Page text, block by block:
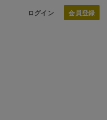
ログイン